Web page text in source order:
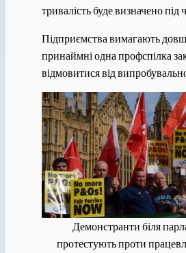
тривалість буде визначено під
Підприємства вимагають
принаймні одна профспілка
відмовитися від
Демонстранти біля
протестують проти